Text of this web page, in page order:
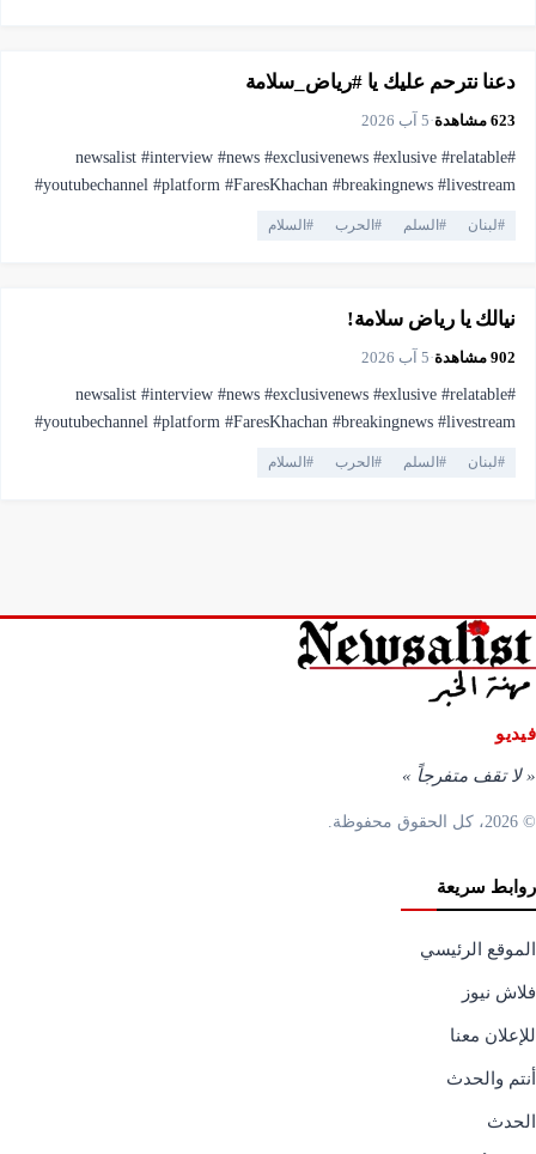
دعنا نترحم عليك يا #رياض_سلامة
623 مشاهدة·5 آب 2026
#newsalist #interview #news #exclusivenews #exlusive #relatable
#youtubechannel #platform #FaresKhachan #breakingnews #livestream
#pressfreedom #facts #currentaffairs #trending #lebanonnews
#لبنان # السلم # الحرب # السلام
نيالك يا رياض سلامة!
902 مشاهدة·5 آب 2026
#newsalist #interview #news #exclusivenews #exlusive #relatable
#youtubechannel #platform #FaresKhachan #breakingnews #livestream
#pressfreedom #facts #currentaffairs #trending #lebanonnews
#لبنان # السلم # الحرب # السلام
فيديو
«لا تقف متفرجاً »
© 2026، كل الحقوق محفوظة.
روابط سريعة
الموقع الرئيسي
فلاش نيوز
للإعلان معنا
أنتم والحدث
الحدث